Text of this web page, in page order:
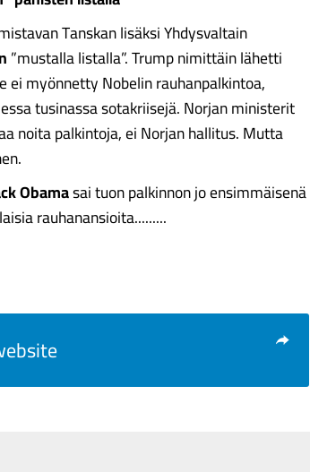
Tanskan lisäksi Yhdysvaltain
”mustalla listalla”. Trump nimittäin lähetti
myönnetty Nobelin rauhanpalkintoa,
tusinassa sotakriisejä. Norjan ministerit
noita palkintoja, ei Norjan hallitus. Mutta
Obamasai tuon palkinnon jo ensimmäisenä
rauhanansioita.........